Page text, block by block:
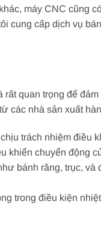
máy CNC cũng
cung cấp dịch vụ
quan trọng để
các nhà sản xuất
trách nhiệm điều
chuyển động
bánh răng, trục,
trong điều kiện